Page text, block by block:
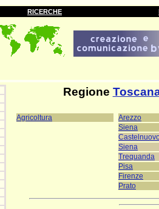
RICERCHE
Regione
Agricoltura
Arezzo
Siena
Siena
Trequanda
Pisa
Firenze
Prato